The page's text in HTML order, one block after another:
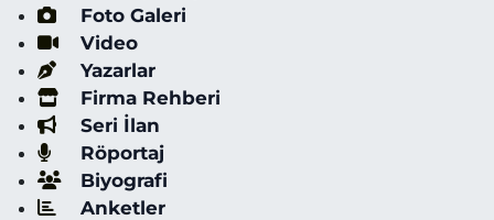
Foto Galeri
Video
Yazarlar
Firma Rehberi
Seri İlan
Röportaj
Biyografi
Anketler